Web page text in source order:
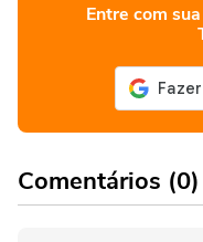
Entre com
Comentários (0)